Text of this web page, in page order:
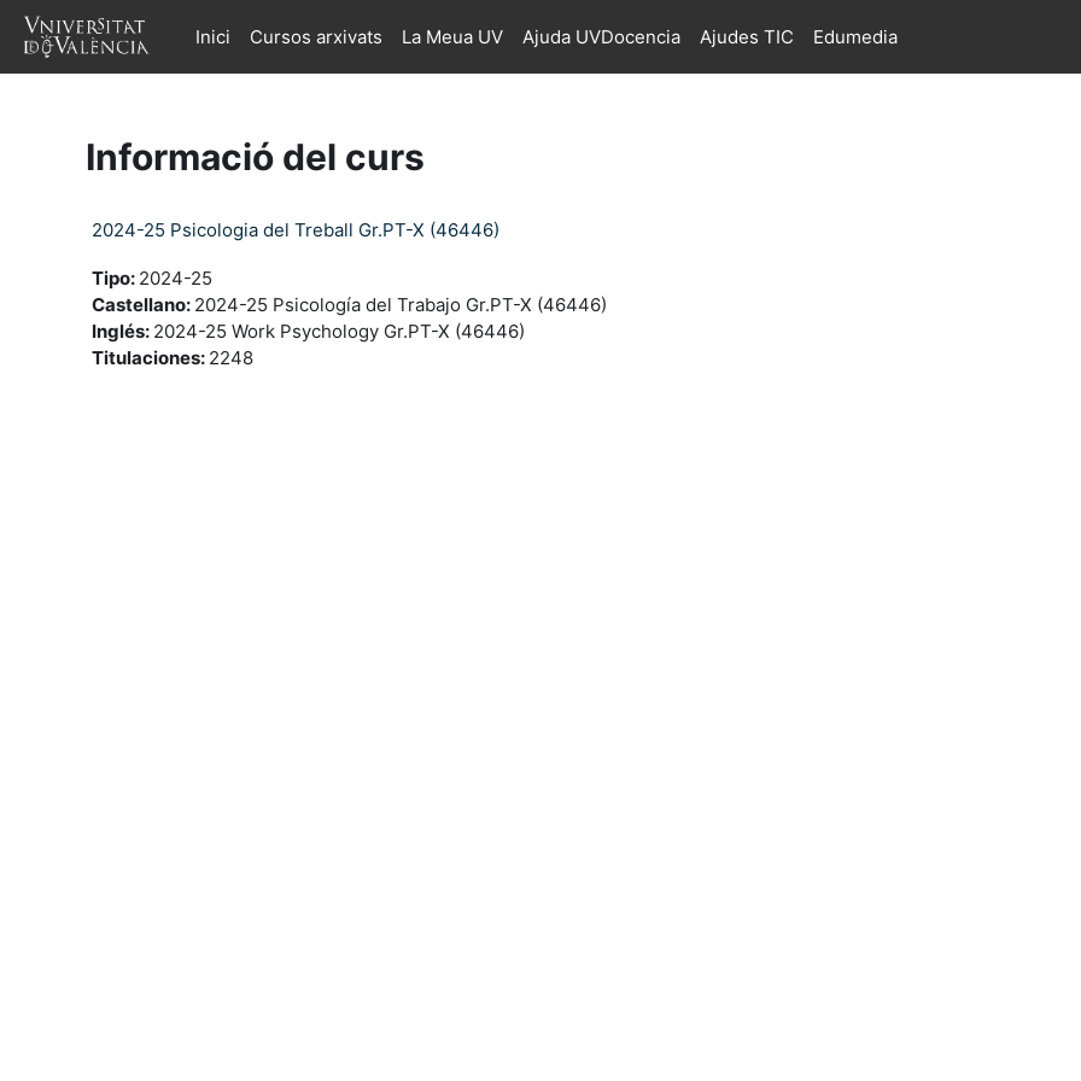
Ves al contingut principal
Inici
Cursos arxivats La Meua UV Ajuda UVDocencia Ajudes TIC Edumedia
Informació del curs
2024-25 Psicologia del Treball Gr.PT-X (46446)
Tipo: 2024-25
Castellano: 2024-25 Psicología del Trabajo Gr.PT-X (46446)
Inglés: 2024-25 Work Psychology Gr.PT-X (46446)
Titulaciones: 2248